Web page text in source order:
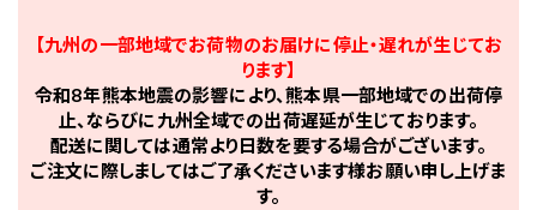
【九州の一部地域でお荷物のお届けに停止・遅れが生じてお
ります】
令和8年熊本地震の影響により、熊本県一部地域での出荷停
止、ならびに九州全域での出荷遅延が生じております。
配送に関しては通常より日数を要する場合がございます。
ご注文に際しましてはご了承くださいます様お願い申し上げま
す。